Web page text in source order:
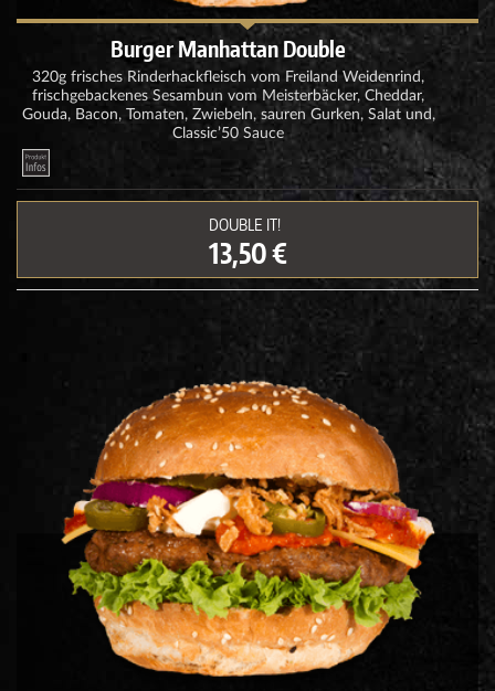
Burger Manhattan Double
320g frisches Rinderhackfleisch vom Freiland Weidenrind,
frischgebackenes Sesambun vom Meisterbäcker, Cheddar,
Gouda, Bacon, Tomaten, Zwiebeln, sauren Gurken, Salat und,
Classic’50 Sauce
DOUBLE IT!
13,50 €